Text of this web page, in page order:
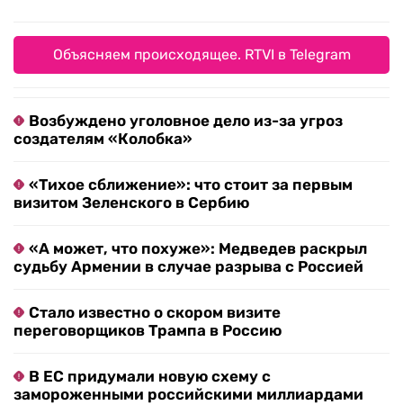
Объясняем происходящее. RTVI в Telegram
Возбуждено уголовное дело из-за угроз
создателям «Колобка»
«Тихое сближение»: что стоит за первым
визитом Зеленского в Сербию
«А может, что похуже»: Медведев раскрыл
судьбу Армении в случае разрыва с Россией
Стало известно о скором визите
переговорщиков Трампа в Россию
В ЕС придумали новую схему с
замороженными российскими миллиардами